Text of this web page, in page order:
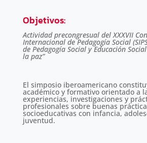
Objetivos:
Actividad precongresual del XXXVII
Internacional de Pedagogía Social
de Pedagogía Social y Educación
la paz”
El simposio iberoamericano
académico y formativo orientado a
experiencias, investigaciones y
profesionales sobre buenas
socioeducativas con infancia,
juventud.